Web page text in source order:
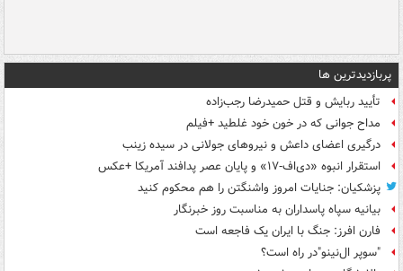
پربازدیدترین ها
تأیید ربایش و قتل حمیدرضا رجب‌زاده
مداح جوانی که در خون خود غلطید +فیلم
درگیری اعضای داعش و نیروهای جولانی در سیده زینب
استقرار انبوه «دی‌اف‑۱۷» و پایان عصر پدافند آمریکا +عکس
پزشکیان: جنایات امروز واشنگتن را هم محکوم کنید
بیانیه سپاه پاسداران به مناسبت روز خبرنگار
فارن افرز: جنگ با ایران یک فاجعه است
"سوپر ال‌نینو"در راه است؟